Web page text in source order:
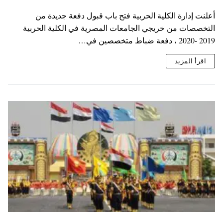
أعلنت إدارة الكلية الحربية فتح باب قبول دفعة جديدة من
التخصصات من خريجي الجامعات المصرية في الكلية الحربية
2019 -2020 ، دفعة ضباط متخصصين في…
اقرأ المزيد